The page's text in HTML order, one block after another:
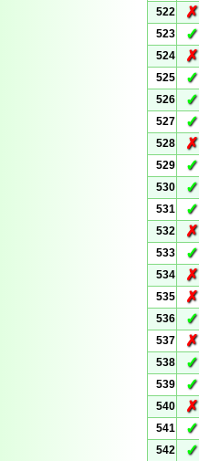
522
✗
523
✓
524
✗
525
✓
526
✓
527
✓
528
✗
529
✓
530
✓
531
✓
532
✗
533
✓
534
✗
535
✗
536
✓
537
✗
538
✓
539
✓
540
✗
541
✓
542
✓